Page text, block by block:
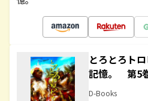
とろとろト
記憶。 第5
D-Books